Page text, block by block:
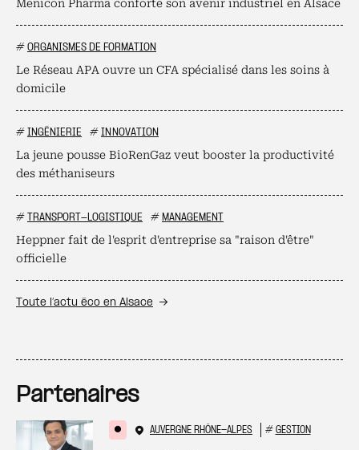
Menicon Pharma conforte son avenir industriel en Alsace
# ORGANISMES DE FORMATION
Le Réseau APA ouvre un CFA spécialisé dans les soins à
domicile
# INGÉNIERIE # INNOVATION
La jeune pousse BioRenGaz veut booster la productivité
des méthaniseurs
# TRANSPORT-LOGISTIQUE # MANAGEMENT
Heppner fait de l'esprit d'entreprise sa "raison d'être"
officielle
Toute l’actu éco en Alsace
Partenaires
AUVERGNE RHÔNE-ALPES # GESTION